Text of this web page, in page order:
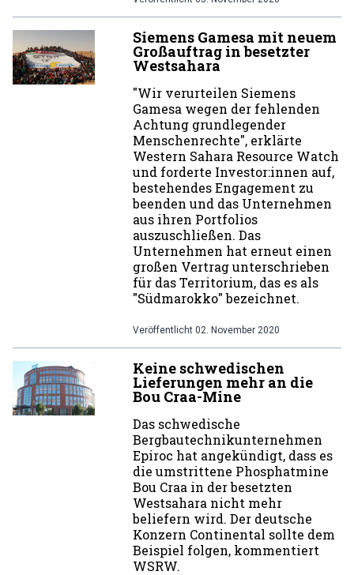
Siemens Gamesa mit neuem
Großauftrag in besetzter
Westsahara
"Wir verurteilen Siemens
Gamesa wegen der fehlenden
Achtung grundlegender
Menschenrechte", erklärte
Western Sahara Resource Watch
und forderte Investor:innen auf,
bestehendes Engagement zu
beenden und das Unternehmen
aus ihren Portfolios
auszuschließen. Das
Unternehmen hat erneut einen
großen Vertrag unterschrieben
für das Territorium, das es als
"Südmarokko" bezeichnet.
Veröffentlicht 02. November 2020
Keine schwedischen
Lieferungen mehr an die
Bou Craa-Mine
Das schwedische
Bergbautechnikunternehmen
Epiroc hat angekündigt, dass es
die umstrittene Phosphatmine
Bou Craa in der besetzten
Westsahara nicht mehr
beliefern wird. Der deutsche
Konzern Continental sollte dem
Beispiel folgen, kommentiert
WSRW.